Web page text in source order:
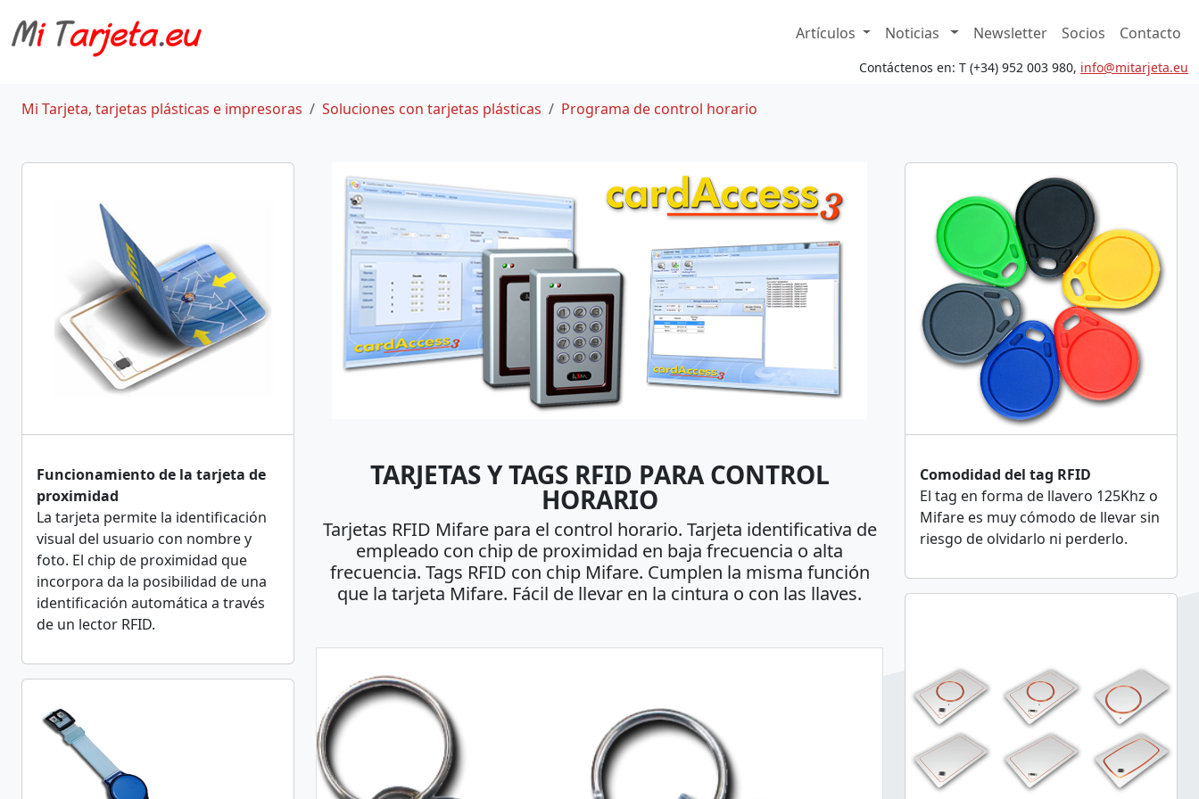
Artículos Noticias Newsletter Socios Contacto
Contáctenos en: T (+34) 952 003 980, info@mitarjeta.eu
Mi Tarjeta, tarjetas plásticas e impresoras Soluciones con tarjetas plásticas Programa de control horario
TARJETAS Y TAGS RFID PARA CONTROL
HORARIO
Tarjetas RFID Mifare para el control horario. Tarjeta identificativa de
empleado con chip de proximidad en baja frecuencia o alta
frecuencia. Tags RFID con chip Mifare. Cumplen la misma función
que la tarjeta Mifare. Fácil de llevar en la cintura o con las llaves.
Funcionamiento de la tarjeta de
proximidad
La tarjeta permite la identificación
visual del usuario con nombre y
foto. El chip de proximidad que
incorpora da la posibilidad de una
identificación automática a través
de un lector RFID.
Comodidad del tag RFID
El tag en forma de llavero 125Khz o
Mifare es muy cómodo de llevar sin
riesgo de olvidarlo ni perderlo.